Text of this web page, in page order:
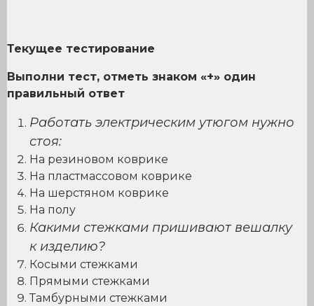
Текущее тестирование
Выполни тест, отметь знаком «+» один
правильный ответ
Работать электрическим утюгом нужно
стоя:
На резиновом коврике
На пластмассовом коврике
На шерстяном коврике
На полу
Какими стежками пришивают вешалку
к изделию?
Косыми стежками
Прямыми стежками
Тамбурными стежками